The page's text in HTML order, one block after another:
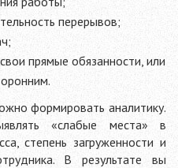
перерывов;
прямые обязанности, или
формировать аналитику.
«слабые места» в
степень загруженности и
В результате вы